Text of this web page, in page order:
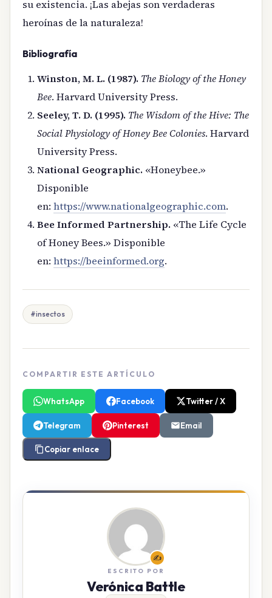
su existencia. ¡Las abejas son verdaderas
heroínas de la naturaleza!
Bibliografía
Winston, M. L. (1987). The Biology of the Honey
Bee. Harvard University Press.
Seeley, T. D. (1995). The Wisdom of the Hive: The
Social Physiology of Honey Bee Colonies. Harvard
University Press.
National Geographic. «Honeybee.»
Disponible
en: https://www.nationalgeographic.com.
Bee Informed Partnership. «The Life Cycle
of Honey Bees.» Disponible
en: https://beeinformed.org.
#insectos
COMPARTIR ESTE ARTÍCULO
WhatsApp Facebook Twitter / X
Telegram Pinterest Email
Copiar enlace
✍️
ESCRITO POR
Verónica Battle